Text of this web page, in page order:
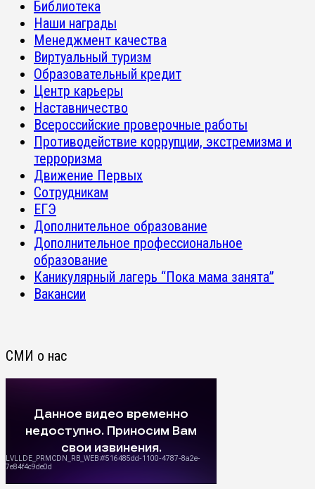
Библиотека
Наши награды
Менеджмент качества
Виртуальный туризм
Образовательный кредит
Центр карьеры
Наставничество
Всероссийские проверочные работы
Противодействие коррупции, экстремизма и
терроризма
Движение Первых
Сотрудникам
ЕГЭ
Дополнительное образование
Дополнительное профессиональное
образование
Каникулярный лагерь “Пока мама занята”
Вакансии
СМИ о нас